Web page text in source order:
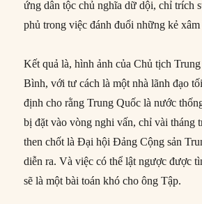
ứng dân tộc chủ nghĩa dữ dội, chỉ trích
phủ trong việc đánh đuổi những kẻ
Kết quả là, hình ảnh của Chủ tịch
Bình, với tư cách là một nhà lãnh đạo
định cho rằng Trung Quốc là nước
bị đặt vào vòng nghi vấn, chỉ vài tháng
then chốt là Đại hội Đảng Cộng sản
diễn ra. Và việc có thể lật ngược được
sẽ là một bài toán khó cho ông Tập.